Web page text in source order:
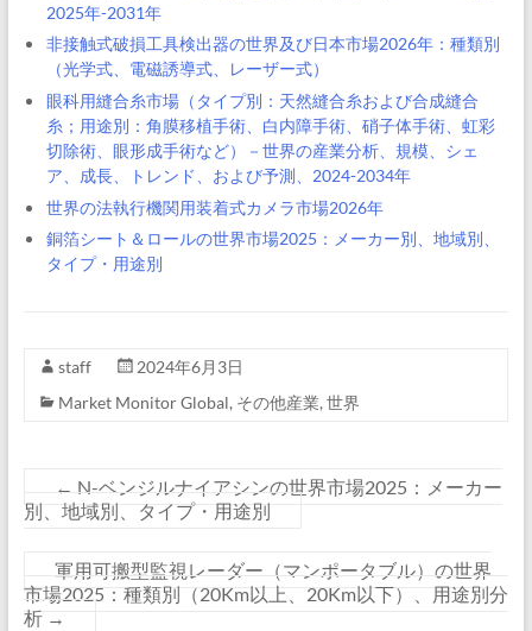
2025年-2031年
非接触式破損工具検出器の世界及び日本市場2026年：種類別
（光学式、電磁誘導式、レーザー式）
眼科用縫合糸市場（タイプ別：天然縫合糸および合成縫合
糸；用途別：角膜移植手術、白内障手術、硝子体手術、虹彩
切除術、眼形成手術など）－世界の産業分析、規模、シェ
ア、成長、トレンド、および予測、2024-2034年
世界の法執行機関用装着式カメラ市場2026年
銅箔シート＆ロールの世界市場2025：メーカー別、地域別、
タイプ・用途別
staff
2024年6月3日
Market Monitor Global, その他産業, 世界
← N-ベンジルナイアシンの世界市場2025：メーカー
別、地域別、タイプ・用途別
軍用可搬型監視レーダー（マンポータブル）の世界
市場2025：種類別（20Km以上、20Km以下）、用途別分
析 →